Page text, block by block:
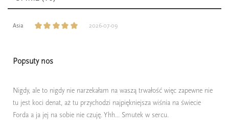
Asia 2026-07-09
Popsuty nos
Nigdy, ale to nigdy nie narzekałam na waszą trwałość więc zapewne nie
tu jest koci denat, aż tu przychodzi najpiękniejsza wiśnia na świecie
Forda a ja jej na sobie nie czuję. Yhh... Smutek w sercu.